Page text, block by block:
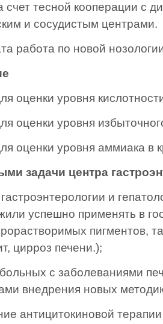
счет тесной кооперации с
и сосудистым центрами.
работа по новой
оценки уровня
оценки уровня
оценки уровня аммиака
задачи центра
и
успешно применять в
пигментов,
цирроз печени.);
с заболеваниями
внедрения новых
антицитокиновой